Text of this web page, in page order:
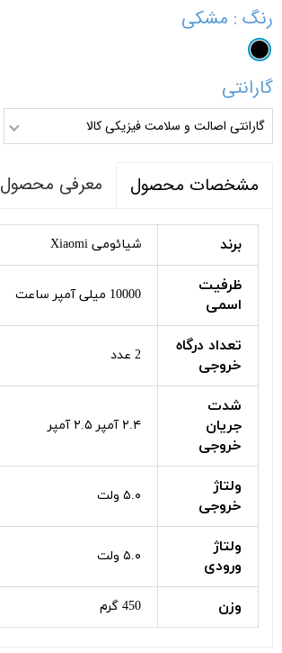
رنگ : مشکی
گارانتی
گارانتی اصالت و سلامت فیزیکی کالا
مشخصات محصول معرفی محصول
برند شیائومی Xiaomi
ظرفیت
اسمی
10000 میلی آمپر ساعت
تعداد درگاه
خروجی
2 عدد
شدت
جریان
خروجی
۲.۴ آمپر ۲.۵ آمپر
ولتاژ
خروجی
۵.۰ ولت
ولتاژ
ورودی
۵.۰ ولت
وزن 450 گرم